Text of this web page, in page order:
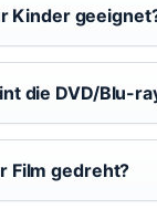
Kinder
die DVD/Blu-
Film gedreht?